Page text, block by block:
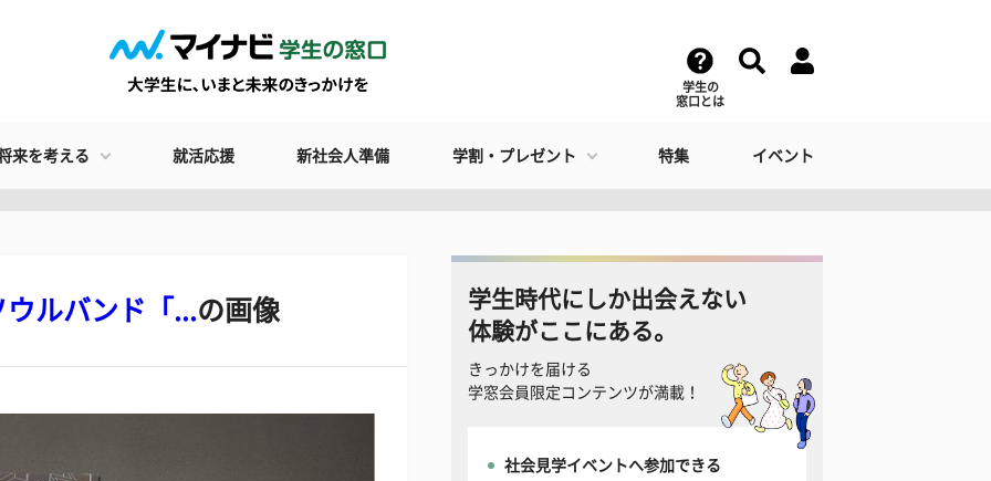
学生の
窓口とは
来を考える 就活応援 新社会人準備 学割・プレゼント 特集 イベント
ルバンド「...の画像
学生時代にしか出会えない
体験がここにある。
きっかけを届ける
学窓会員限定コンテンツが満載！
社会見学イベントへ参加できる